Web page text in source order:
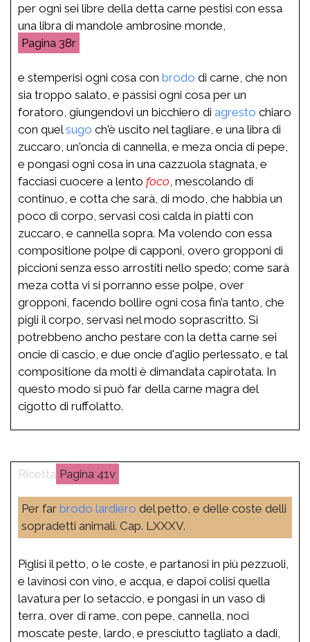
per ogni sei libre della detta carne pestisi con essa
una libra di mandole ambrosine monde,
38r
e stemperisi ogni cosa con brodo di carne, che non
sia troppo salato, e passisi ogni cosa per un
foratoro, giungendovi un bicchiero di agresto chiaro
con quelsugo ch'è uscito nel tagliare, e una libra di
zuccaro, un'oncia di cannella, e meza oncia di pepe,
e pongasi ogni cosa in una cazzuola stagnata, e
facciasi cuocere a lento foco , mescolando di
continuo, e cotta che sarà, di modo, che habbia un
poco di corpo, servasi così calda in piatti con
zuccaro, e cannella sopra. Ma volendo con essa
compositione polpe di capponi, overo gropponi di
piccioni senza esso arrostiti nello spedo; come sarà
meza cotta vi si porranno esse polpe, over
gropponi, facendo bollire ogni cosa fin’a tanto, che
pigli il corpo, servasi nel modo soprascritto. Si
potrebbeno ancho pestare con la detta carne sei
oncie di cascio, e due oncie d'aglio perlessato, e tal
compositione da molti è dimandata capirotata. In
questo modo si può far della carne magra del
cigotto di ruffolatto.
41v
Per far brodo lardiero del petto, e delle coste delli
sopradetti animali. Cap. LXXXV.
Piglisi il petto, o le coste, e partanosi in più pezzuoli,
e lavinosi con vino, e acqua, e dapoi colisi quella
lavatura per lo setaccio, e pongasi in un vaso di
terra, over di rame, con pepe, cannella, noci
moscate peste, lardo, e presciutto tagliato a dadi,